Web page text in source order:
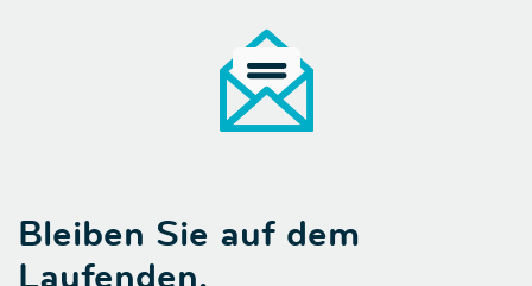
Bleiben Sie auf dem
Laufenden.